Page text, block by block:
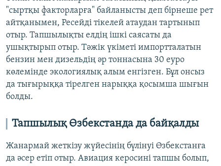
"сыртқы факторларға" байланысты деп бірнеше рет
айтқанымен, Ресейді тікелей атаудан тартынып
отыр. Тапшылықты елдің ішкі саясаты да
ушықтырып отыр. Тәжік үкіметі импортталатын
бензин мен дизельдің әр тоннасына 30 еуро
көлемінде экологиялық алым енгізген. Бұл онсыз
да тығырыққа тірелген нарыққа қосымша шығын
болды.
Тапшылық Өзбекстанда да байқалды
Жанармай жеткізу жүйесінің бүлінуі Өзбекстанға
да әсер етіп отыр. Авиация керосині тапшы болып,